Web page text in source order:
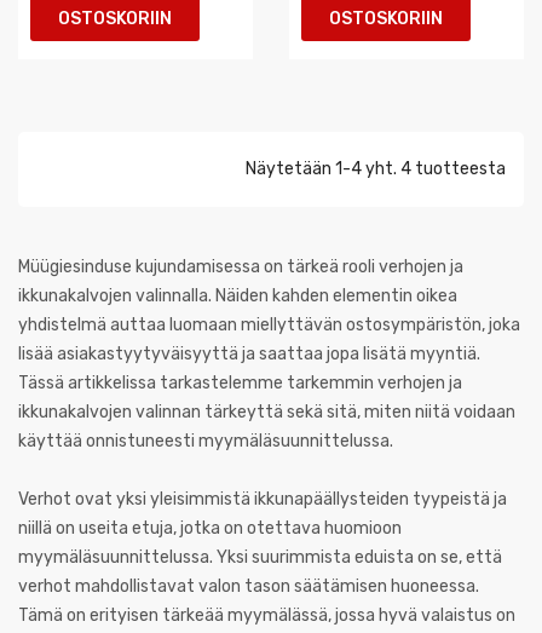
OSTOSKORIIN OSTOSKORIIN
Näytetään 1-4 yht. 4 tuotteesta
Müügiesinduse kujundamisessa on tärkeä rooli verhojen ja
ikkunakalvojen valinnalla. Näiden kahden elementin oikea
yhdistelmä auttaa luomaan miellyttävän ostosympäristön, joka
lisää asiakastyytyväisyyttä ja saattaa jopa lisätä myyntiä.
Tässä artikkelissa tarkastelemme tarkemmin verhojen ja
ikkunakalvojen valinnan tärkeyttä sekä sitä, miten niitä voidaan
käyttää onnistuneesti myymäläsuunnittelussa.
Verhot ovat yksi yleisimmistä ikkunapäällysteiden tyypeistä ja
niillä on useita etuja, jotka on otettava huomioon
myymäläsuunnittelussa. Yksi suurimmista eduista on se, että
verhot mahdollistavat valon tason säätämisen huoneessa.
Tämä on erityisen tärkeää myymälässä, jossa hyvä valaistus on